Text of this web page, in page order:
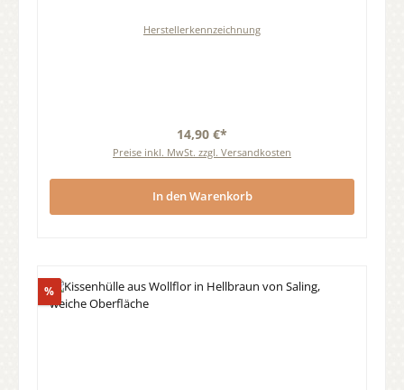
Herstellerkennzeichnung
14,90 €*
Preise inkl. MwSt. zzgl. Versandkosten
In den Warenkorb
%Rabatt